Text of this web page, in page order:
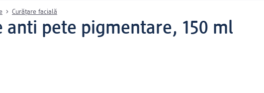
Curățare facială
anti pete pigmentare, 150 ml